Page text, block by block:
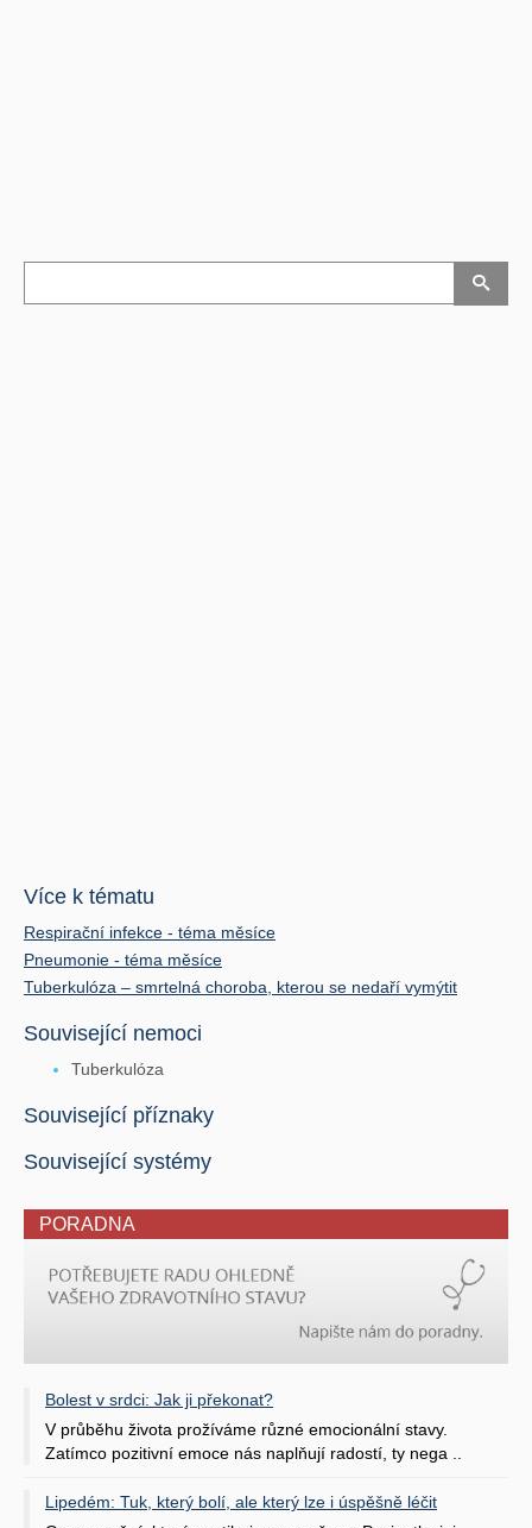
Více k tématu
Respirační infekce - téma měsíce
Pneumonie - téma měsíce
Tuberkulóza – smrtelná choroba, kterou se nedaří vymýtit
Související nemoci
Tuberkulóza
Související příznaky
Související systémy
PORADNA
Bolest v srdci: Jak ji překonat?
V průběhu života prožíváme různé emocionální stavy.
Zatímco pozitivní emoce nás naplňují radostí, ty nega ..
Lipedém: Tuk, který bolí, ale který lze i úspěšně léčit